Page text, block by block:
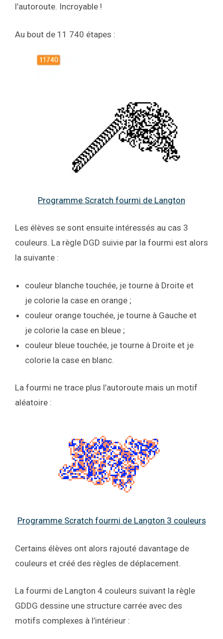
l’autoroute. Incroyable !
Au bout de 11 740 étapes :
Programme Scratch fourmi de Langton
Les élèves se sont ensuite intéressés au cas 3
couleurs. La règle DGD suivie par la fourmi est alors
la suivante :
couleur blanche touchée, je tourne à Droite et
je colorie la case en orange ;
couleur orange touchée, je tourne à Gauche et
je colorie la case en bleue ;
couleur bleue touchée, je tourne à Droite et je
colorie la case en blanc.
La fourmi ne trace plus l’autoroute mais un motif
aléatoire :
Programme Scratch fourmi de Langton 3 couleurs
Certains élèves ont alors rajouté davantage de
couleurs et créé des règles de déplacement.
La fourmi de Langton 4 couleurs suivant la règle
GDDG dessine une structure carrée avec des
motifs complexes à l’intérieur :